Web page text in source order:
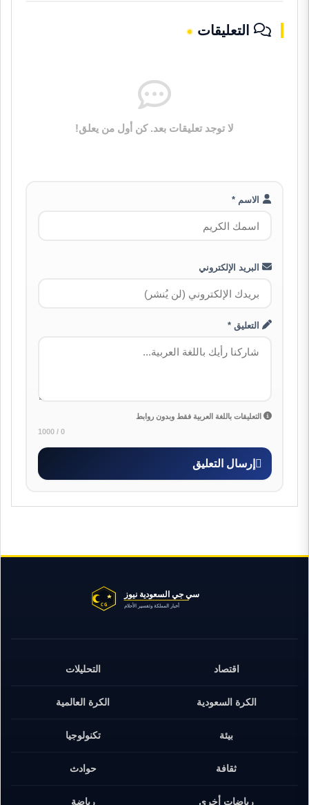
التعليقات
لا توجد تعليقات بعد. كن أول من يعلق!
الاسم *
البريد الإلكتروني
التعليق *
التعليقات باللغة العربية فقط وبدون روابط
0 / 1000
إرسال التعليق
اقتصاد التحليلات
الكرة السعودية الكرة العالمية
بيئة تكنولوجيا
ثقافة حوادث
رياضات أخرى رياضة